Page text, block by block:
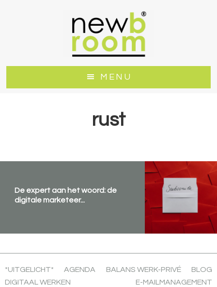
MENU
rust
De expert aan het woord: de
digitale marketeer...
*UITGELICHT* AGENDA BALANS WERK-PRIVÉ
BLOG
DIGITAAL WERKEN
E-MAILMANAGEMENT